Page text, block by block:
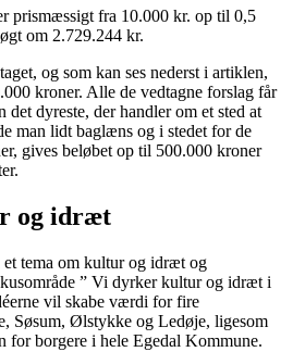
prismæssigt fra 10.000 kr. op til 0,5
om 2.729.244 kr.
og som kan ses nederst i artiklen,
kroner. Alle de vedtagne forslag får
det dyreste, der handler om et sted at
man lidt baglæns og i stedet for de
gives beløbet op til 500.000 kroner
og idræt
et tema om kultur og idræt og
” Vi dyrker kultur og idræt i
vil skabe værdi for fire
Søsum, Ølstykke og Ledøje, ligesom
for borgere i hele Egedal Kommune.